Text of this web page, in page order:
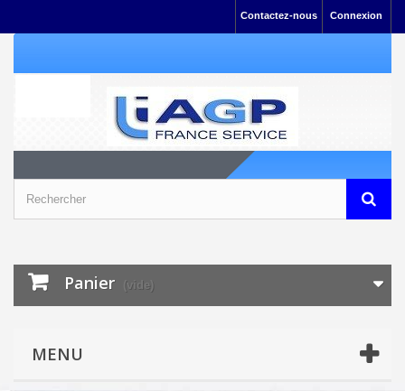
Connexion
Contactez-nous
Panier (vide)
MENU